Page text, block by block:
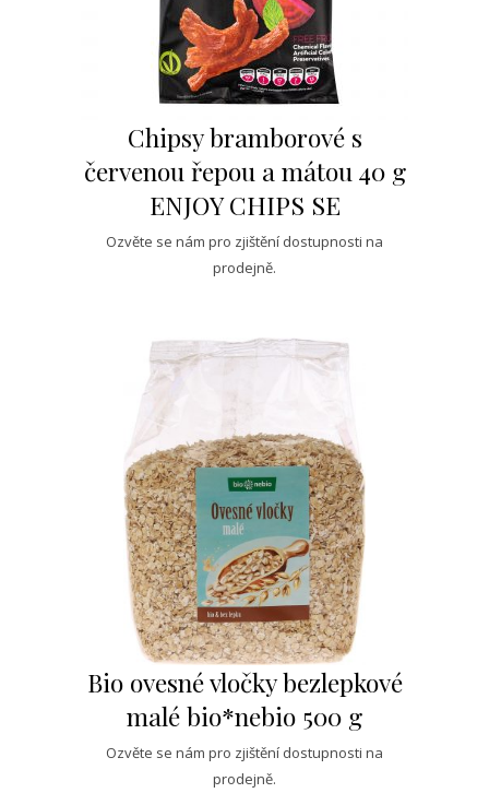
Chipsy bramborové s
červenou řepou a mátou 40 g
ENJOY CHIPS SE
Ozvěte se nám pro zjištění dostupnosti na
prodejně.
Bio ovesné vločky bezlepkové
malé bio*nebio 500 g
Ozvěte se nám pro zjištění dostupnosti na
prodejně.